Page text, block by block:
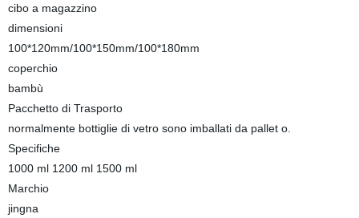
cibo a magazzino
dimensioni
100*120mm/100*150mm/100*180mm
coperchio
bambù
Pacchetto di Trasporto
normalmente bottiglie di vetro sono imballati da pallet o.
Specifiche
1000 ml 1200 ml 1500 ml
Marchio
jingna